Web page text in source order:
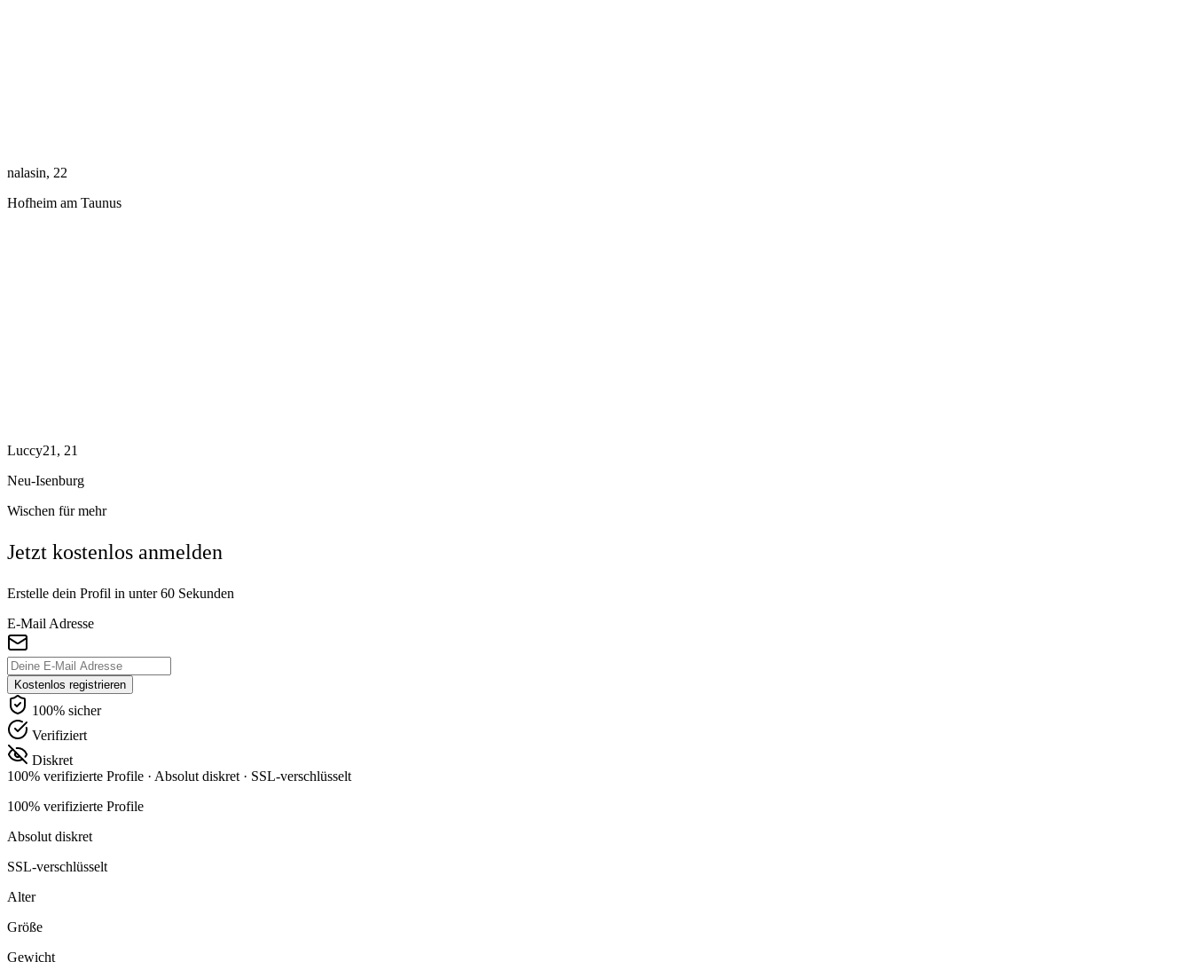
nalasin, 22
Hofheim am Taunus
Luccy21, 21
Neu-Isenburg
Wischen für mehr
Jetzt kostenlos anmelden
Erstelle dein Profil in unter 60 Sekunden
E-Mail Adresse
Kostenlos registrieren
100% sicher
Verifiziert
Diskret
100% verifizierte Profile · Absolut diskret · SSL-verschlüsselt
100% verifizierte Profile
Absolut diskret
SSL-verschlüsselt
Alter
Größe
Gewicht